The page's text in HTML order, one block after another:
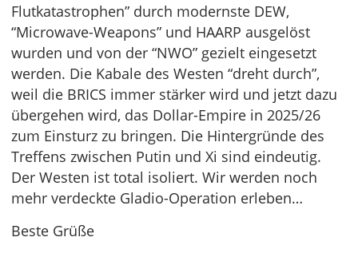
Flutkatastrophen” durch modernste DEW,
“Microwave-Weapons” und HAARP ausgelöst
wurden und von der “NWO” gezielt eingesetzt
werden. Die Kabale des Westen “dreht durch”,
weil die BRICS immer stärker wird und jetzt dazu
übergehen wird, das Dollar-Empire in 2025/26
zum Einsturz zu bringen. Die Hintergründe des
Treffens zwischen Putin und Xi sind eindeutig.
Der Westen ist total isoliert. Wir werden noch
mehr verdeckte Gladio-Operation erleben…
Beste Grüße